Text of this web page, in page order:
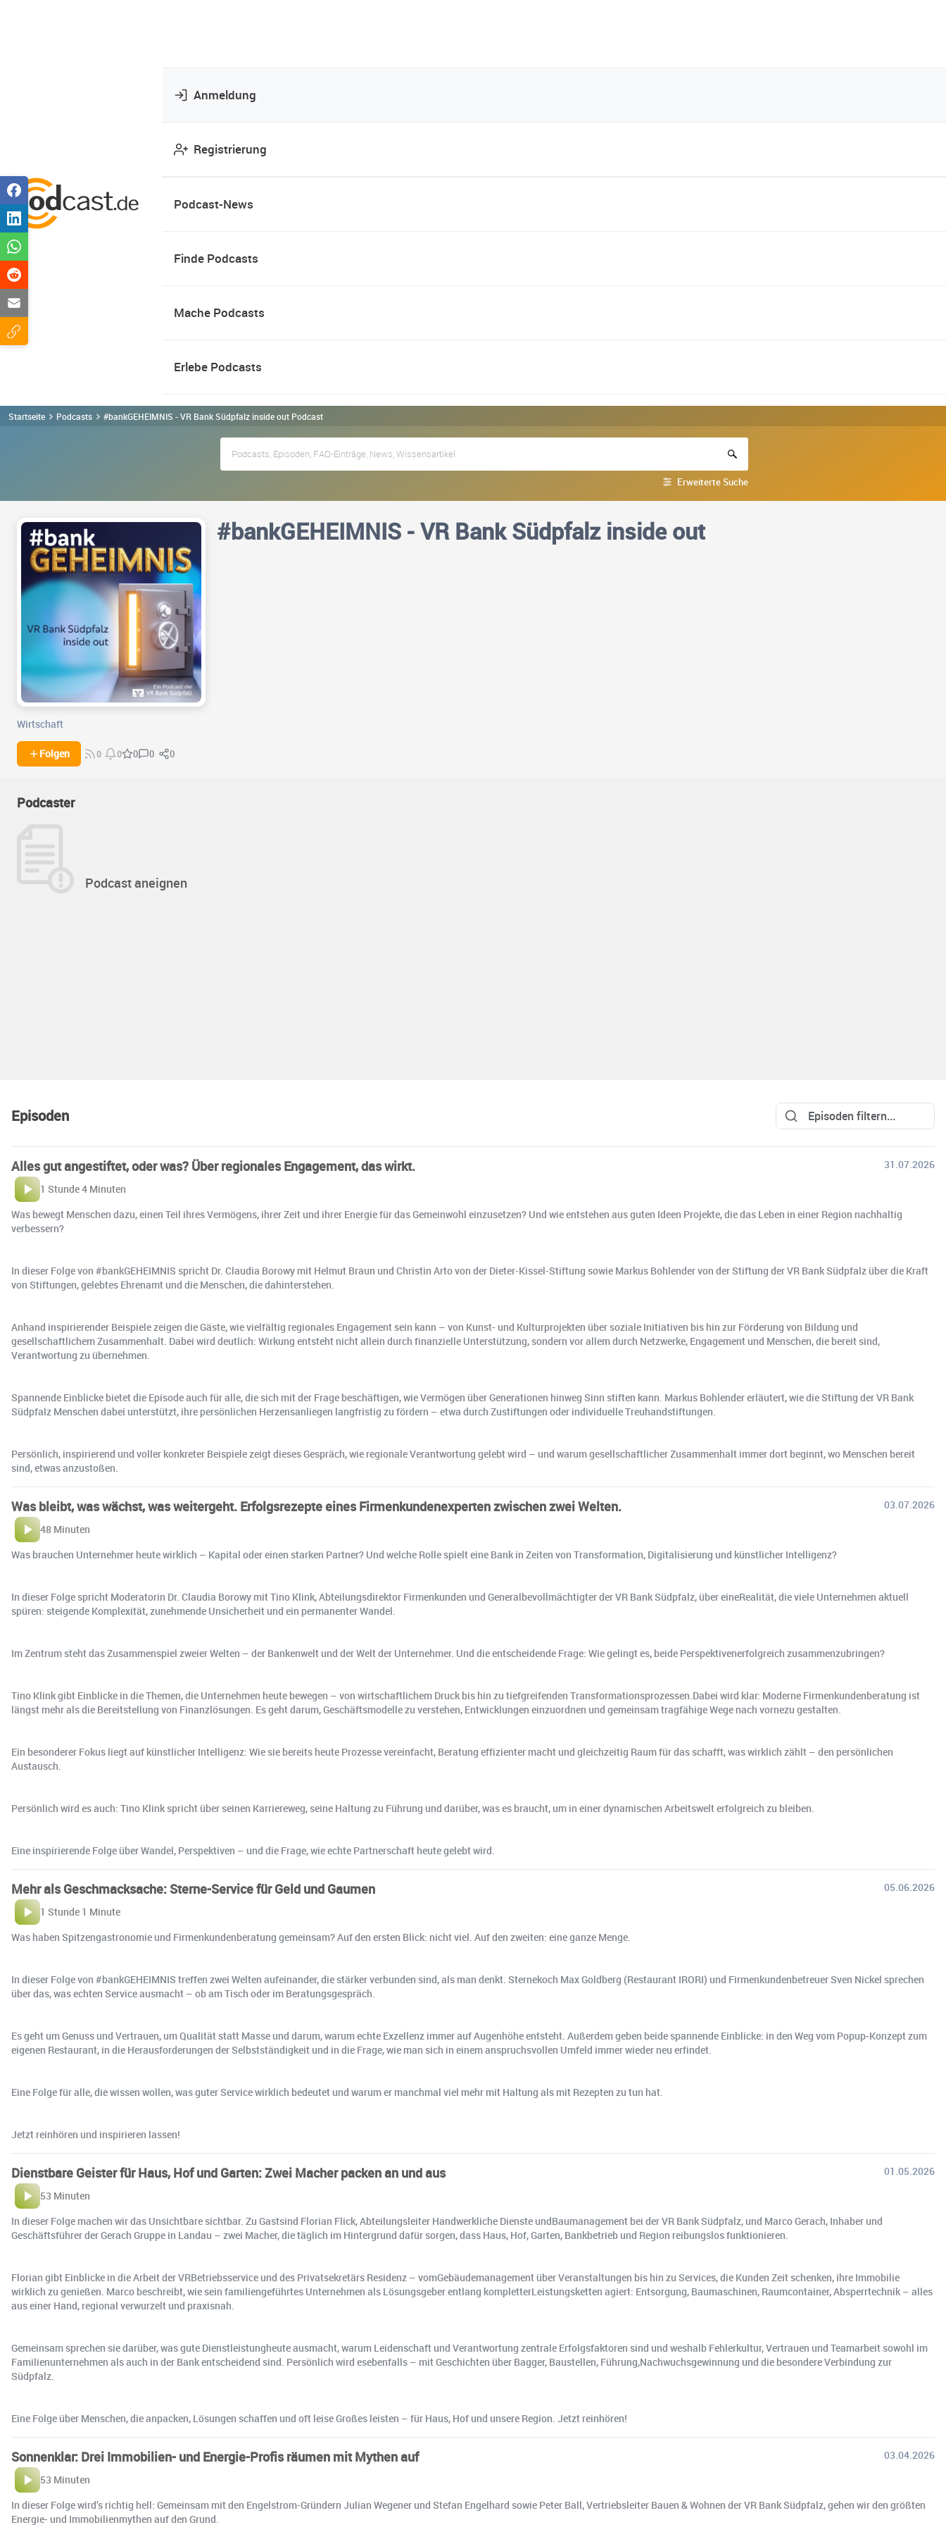
Anmeldung
Registrierung
Podcast-News
Finde Podcasts
Mache Podcasts
Erlebe Podcasts
Startseite Podcasts #bankGEHEIMNIS - VR Bank Südpfalz inside out Podcast
Erweiterte Suche
#bankGEHEIMNIS - VR Bank Südpfalz inside out
Wirtschaft
Folgen 0 0 0 0 0
Podcaster
Podcast aneignen
Episoden
Alles gut angestiftet, oder was? Über regionales Engagement, das wirkt.
31.07.2026
1 Stunde 4 Minuten
Was bewegt Menschen dazu, einen Teil ihres Vermögens, ihrer Zeit und ihrer Energie für das Gemeinwohl einzusetzen? Und wie entstehen aus guten Ideen Projekte, die das Leben in einer Region nachhaltig
verbessern?
In dieser Folge von #bankGEHEIMNIS spricht Dr. Claudia Borowy mit Helmut Braun und Christin Arto von der Dieter-Kissel-Stiftung sowie Markus Bohlender von der Stiftung der VR Bank Südpfalz über die Kraft
von Stiftungen, gelebtes Ehrenamt und die Menschen, die dahinterstehen.
Anhand inspirierender Beispiele zeigen die Gäste, wie vielfältig regionales Engagement sein kann – von Kunst- und Kulturprojekten über soziale Initiativen bis hin zur Förderung von Bildung und
gesellschaftlichem Zusammenhalt. Dabei wird deutlich: Wirkung entsteht nicht allein durch finanzielle Unterstützung, sondern vor allem durch Netzwerke, Engagement und Menschen, die bereit sind,
Verantwortung zu übernehmen.
Spannende Einblicke bietet die Episode auch für alle, die sich mit der Frage beschäftigen, wie Vermögen über Generationen hinweg Sinn stiften kann. Markus Bohlender erläutert, wie die Stiftung der VR Bank
Südpfalz Menschen dabei unterstützt, ihre persönlichen Herzensanliegen langfristig zu fördern – etwa durch Zustiftungen oder individuelle Treuhandstiftungen.
Persönlich, inspirierend und voller konkreter Beispiele zeigt dieses Gespräch, wie regionale Verantwortung gelebt wird – und warum gesellschaftlicher Zusammenhalt immer dort beginnt, wo Menschen bereit
sind, etwas anzustoßen.
Was bleibt, was wächst, was weitergeht. Erfolgsrezepte eines Firmenkundenexperten zwischen zwei Welten.
03.07.2026
48 Minuten
Was brauchen Unternehmer heute wirklich – Kapital oder einen starken Partner? Und welche Rolle spielt eine Bank in Zeiten von Transformation, Digitalisierung und künstlicher Intelligenz?
In dieser Folge spricht Moderatorin Dr. Claudia Borowy mit Tino Klink, Abteilungsdirektor Firmenkunden und Generalbevollmächtigter der VR Bank Südpfalz, über eineRealität, die viele Unternehmen aktuell
spüren: steigende Komplexität, zunehmende Unsicherheit und ein permanenter Wandel.
Im Zentrum steht das Zusammenspiel zweier Welten – der Bankenwelt und der Welt der Unternehmer. Und die entscheidende Frage: Wie gelingt es, beide Perspektivenerfolgreich zusammenzubringen?
Tino Klink gibt Einblicke in die Themen, die Unternehmen heute bewegen – von wirtschaftlichem Druck bis hin zu tiefgreifenden Transformationsprozessen.Dabei wird klar: Moderne Firmenkundenberatung ist
längst mehr als die Bereitstellung von Finanzlösungen. Es geht darum, Geschäftsmodelle zu verstehen, Entwicklungen einzuordnen und gemeinsam tragfähige Wege nach vornezu gestalten.
Ein besonderer Fokus liegt auf künstlicher Intelligenz: Wie sie bereits heute Prozesse vereinfacht, Beratung effizienter macht und gleichzeitig Raum für das schafft, was wirklich zählt – den persönlichen
Austausch.
Persönlich wird es auch: Tino Klink spricht über seinen Karriereweg, seine Haltung zu Führung und darüber, was es braucht, um in einer dynamischen Arbeitswelt erfolgreich zu bleiben.
Eine inspirierende Folge über Wandel, Perspektiven – und die Frage, wie echte Partnerschaft heute gelebt wird.
Mehr als Geschmacksache: Sterne-Service für Geld und Gaumen
05.06.2026
1 Stunde 1 Minute
Was haben Spitzengastronomie und Firmenkundenberatung gemeinsam? Auf den ersten Blick: nicht viel. Auf den zweiten: eine ganze Menge.
In dieser Folge von #bankGEHEIMNIS treffen zwei Welten aufeinander, die stärker verbunden sind, als man denkt. Sternekoch Max Goldberg (Restaurant IRORI) und Firmenkundenbetreuer Sven Nickel sprechen
über das, was echten Service ausmacht – ob am Tisch oder im Beratungsgespräch.
Es geht um Genuss und Vertrauen, um Qualität statt Masse und darum, warum echte Exzellenz immer auf Augenhöhe entsteht. Außerdem geben beide spannende Einblicke: in den Weg vom Popup‑Konzept zum
eigenen Restaurant, in die Herausforderungen der Selbstständigkeit und in die Frage, wie man sich in einem anspruchsvollen Umfeld immer wieder neu erfindet.
Eine Folge für alle, die wissen wollen, was guter Service wirklich bedeutet und warum er manchmal viel mehr mit Haltung als mit Rezepten zu tun hat.
Jetzt reinhören und inspirieren lassen!
Dienstbare Geister für Haus, Hof und Garten: Zwei Macher packen an und aus
01.05.2026
53 Minuten
In dieser Folge machen wir das Unsichtbare sichtbar. Zu Gastsind Florian Flick, Abteilungsleiter Handwerkliche Dienste undBaumanagement bei der VR Bank Südpfalz, und Marco Gerach, Inhaber und
Geschäftsführer der Gerach Gruppe in Landau – zwei Macher, die täglich im Hintergrund dafür sorgen, dass Haus, Hof, Garten, Bankbetrieb und Region reibungslos funktionieren.
Florian gibt Einblicke in die Arbeit der VRBetriebsservice und des Privatsekretärs Residenz – vomGebäudemanagement über Veranstaltungen bis hin zu Services, die Kunden Zeit schenken, ihre Immobilie
wirklich zu genießen. Marco beschreibt, wie sein familiengeführtes Unternehmen als Lösungsgeber entlang kompletterLeistungsketten agiert: Entsorgung, Baumaschinen, Raumcontainer, Absperrtechnik – alles
aus einer Hand, regional verwurzelt und praxisnah.
Gemeinsam sprechen sie darüber, was gute Dienstleistungheute ausmacht, warum Leidenschaft und Verantwortung zentrale Erfolgsfaktoren sind und weshalb Fehlerkultur, Vertrauen und Teamarbeit sowohl im
Familienunternehmen als auch in der Bank entscheidend sind. Persönlich wird esebenfalls – mit Geschichten über Bagger, Baustellen, Führung,Nachwuchsgewinnung und die besondere Verbindung zur
Südpfalz.
Eine Folge über Menschen, die anpacken, Lösungen schaffen und oft leise Großes leisten – für Haus, Hof und unsere Region. Jetzt reinhören!
Sonnenklar: Drei Immobilien- und Energie-Profis räumen mit Mythen auf
03.04.2026
53 Minuten
In dieser Folge wird’s richtig hell: Gemeinsam mit den Engelstrom-Gründern Julian Wegener und Stefan Engelhard sowie Peter Ball, Vertriebsleiter Bauen & Wohnen der VR Bank Südpfalz, gehen wir den größten
Energie- und Immobilienmythen auf den Grund.